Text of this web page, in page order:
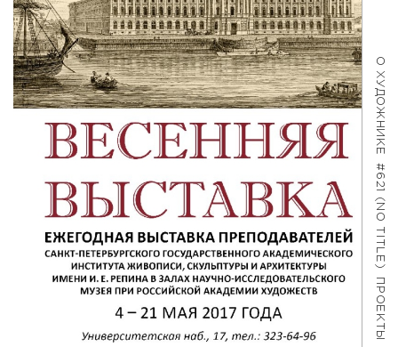
О ХУДОЖНИКЕ
#621 (NO TITLE)
ПРОЕКТЫ